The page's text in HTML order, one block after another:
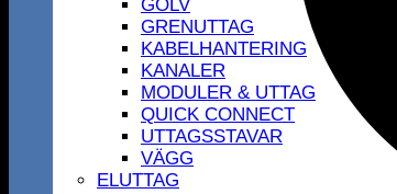
GOLV
GRENUTTAG
KABELHANTERING
KANALER
MODULER & UTTAG
QUICK CONNECT
UTTAGSSTAVAR
VÄGG
ELUTTAG